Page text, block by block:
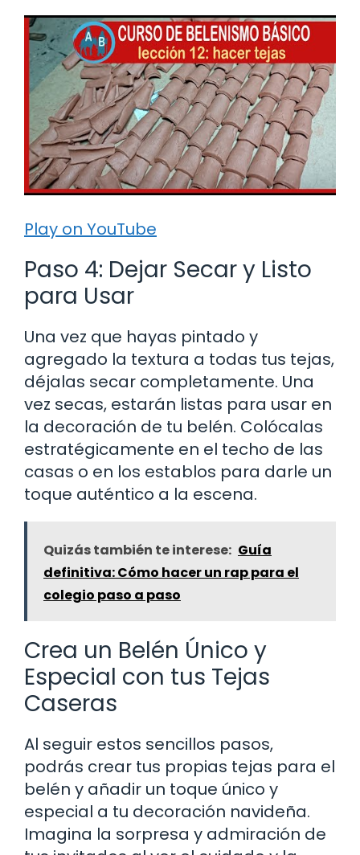
Play on YouTube
Paso 4: Dejar Secar y Listo
para Usar
Una vez que hayas pintado y
agregado la textura a todas tus tejas,
déjalas secar completamente. Una
vez secas, estarán listas para usar en
la decoración de tu belén. Colócalas
estratégicamente en el techo de las
casas o en los establos para darle un
toque auténtico a la escena.
Quizás también te interese: Guía
definitiva: Cómo hacer un rap para el
colegio paso a paso
Crea un Belén Único y
Especial con tus Tejas
Caseras
Al seguir estos sencillos pasos,
podrás crear tus propias tejas para el
belén y añadir un toque único y
especial a tu decoración navideña.
Imagina la sorpresa y admiración de